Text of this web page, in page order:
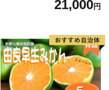
21,000円